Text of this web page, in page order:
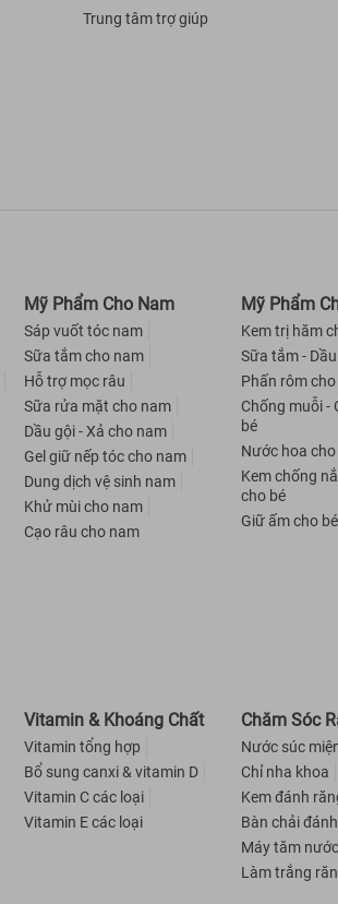
Trung tâm trợ giúp
Mỹ Phẩm Cho Nam
Sáp vuốt tóc nam
Sữa tắm cho nam
Hỗ trợ mọc râu
Sữa rửa mặt cho nam
Dầu gội - Xả cho nam
Gel giữ nếp tóc cho nam
Dung dịch vệ sinh nam
Khử mùi cho nam
Cạo râu cho nam
Mỹ Phẩm
Kem trị hăm
Sữa tắm -
Phấn rôm cho
Chống muỗi -
bé
Nước hoa cho
Kem chống
cho bé
Giữ ấm cho bé
Vitamin & Khoáng Chất
Vitamin tổng hợp
Bổ sung canxi & vitamin D
Vitamin C các loại
Vitamin E các loại
Chăm Sóc
Nước súc
Chỉ nha khoa
Kem đánh
Bàn chải
Máy tăm nước
Làm trắng